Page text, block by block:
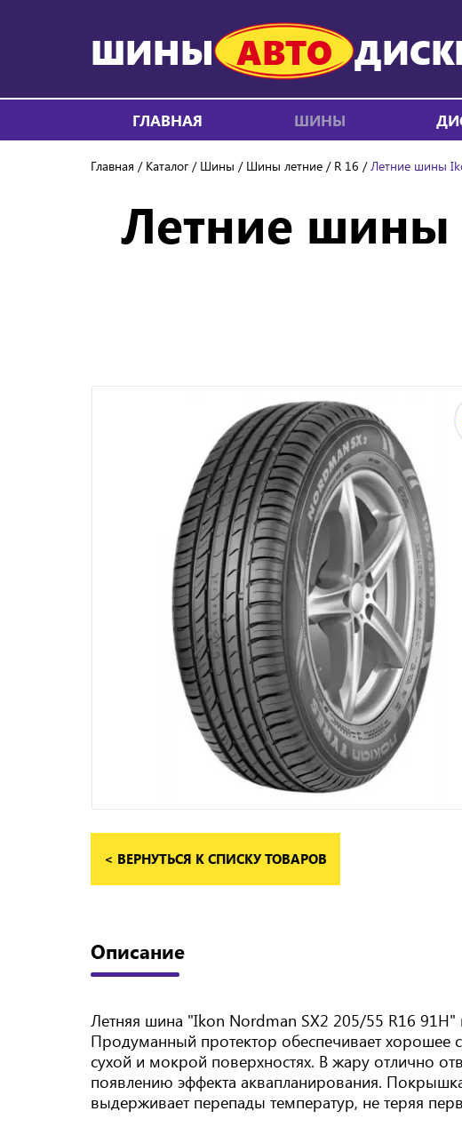
ШИНЫ АВТО
ГЛАВНАЯ ШИНЫ
Главная Каталог Шины Шины летние R 16 Летние шины
Летние шины
< ВЕРНУТЬСЯ К СПИСКУ ТОВАРОВ
Описание
Летняя шина "Ikon Nordman SX2 205/55 R16 91H"
Продуманный протектор обеспечивает хорошее
сухой и мокрой поверхностях. В жару отлично
появлению эффекта аквапланирования.
выдерживает перепады температур, не теряя